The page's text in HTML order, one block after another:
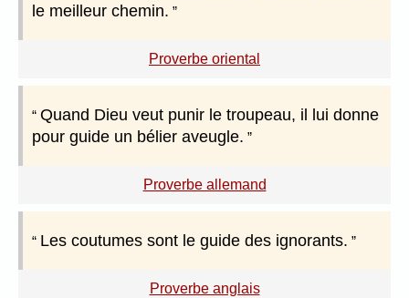
le meilleur chemin.
Proverbe oriental
Quand Dieu veut punir le troupeau, il lui donne
pour guide un bélier aveugle.
Proverbe allemand
Les coutumes sont le guide des ignorants.
Proverbe anglais